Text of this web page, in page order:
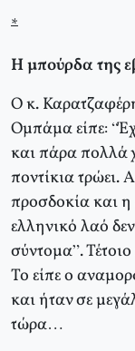
*
Η μπούρδα της
Ο κ.
Ομπάμα είπε:
και πάρα πολλά
ποντίκια τρώει.
προσδοκία και
ελληνικό λαό
σύντομα”.
Το είπε ο
και ήταν σε
τώρα…